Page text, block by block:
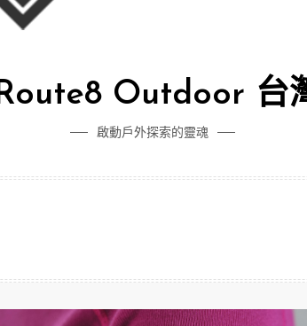
Outdoor 台
啟動戶外探索的靈魂